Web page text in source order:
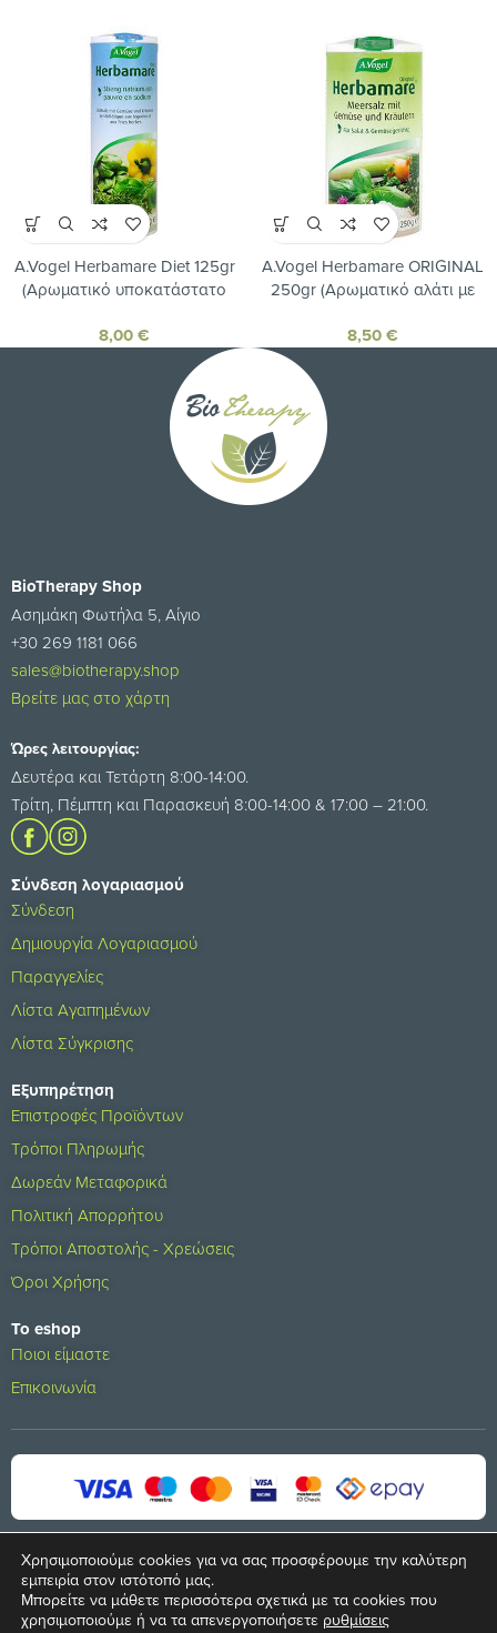
A.Vogel Herbamare Diet 125gr
(Αρωματικό υποκατάστατο
βότανα, με πολύ χαμηλή
περιεκτικότητα σε νάτριο)
8,00€
A.Vogel Herbamare ORIGINAL
250gr (Αρωματικό αλάτι με
βιολογικής καλλιέργειας)
8,50€
BioTherapy Shop
Ασημάκη Φωτήλα 5, Αίγιο
+30 269 1181 066
sales@biotherapy.shop
Βρείτε μας στο χάρτη
Ώρες λειτουργίας:
Δευτέρα και Τετάρτη 8:00-14:00.
Τρίτη, Πέμπτη και Παρασκευή 8:00-14:00 & 17:00 – 21:00.
Σύνδεση λογαριασμού
Σύνδεση
Δημιουργία Λογαριασμού
Παραγγελίες
Λίστα Αγαπημένων
Λίστα Σύγκρισης
Εξυπηρέτηση
Επιστροφές Προϊόντων
Τρόποι Πληρωμής
Δωρεάν Μεταφορικά
Πολιτική Απορρήτου
Τρόποι Αποστολής - Χρεώσεις
Όροι Χρήσης
Το eshop
Ποιοι είμαστε
Επικοινωνία
© 2024 All rights reserved
Developed byS.A. SOLUTIONS
Χρησιμοποιούμε cookies για να σας προσφέρουμε την καλύτερη
εμπειρία στον ιστότοπό μας.
Μπορείτε να μάθετε περισσότερα σχετικά με τα cookies που
χρησιμοποιούμε ή να τα απενεργοποιήσετε ρυθμίσεις